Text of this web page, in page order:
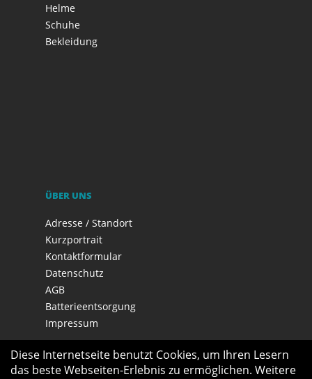
Helme
Schuhe
Bekleidung
ÜBER UNS
Adresse / Standort
Kurzportrait
Kontaktformular
Datenschutz
AGB
Batterieentsorgung
Impressum
Diese Internetseite benutzt Cookies, um Ihren Lesern
das beste Webseiten-Erlebnis zu ermöglichen. Weitere